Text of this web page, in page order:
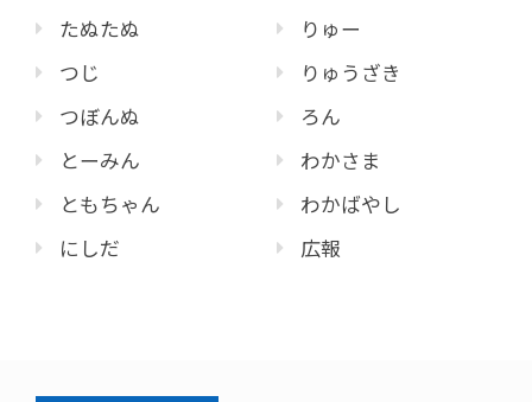
たぬたぬ
つじ
つぼんぬ
とーみん
ともちゃん
にしだ
りゅー
りゅうざき
ろん
わかさま
わかばやし
広報